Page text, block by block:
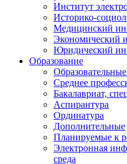
Институт
Историко-
Медицинский
Экономический
Юридический
Образование
Среднее
Бакалавриат,
Аспирантура
Ординатура
Дополнительные
Планируемые к
Электронная
среда